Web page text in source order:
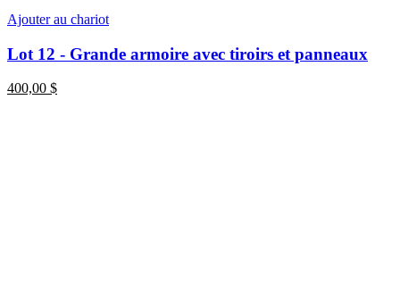
Ajouter au chariot
Lot 12 - Grande armoire avec tiroirs et panneaux
400,00 $